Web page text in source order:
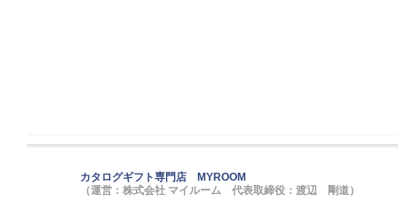
カタログギフト専門店 MYROOM
（運営：株式会社 マイルーム 代表取締役：渡辺 剛道）